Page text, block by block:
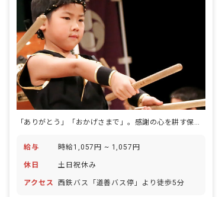
給与 時給1,057円 ~ 1,057円
休日 土日祝休み
アクセス 西鉄バス「道善バス停」より徒歩5分